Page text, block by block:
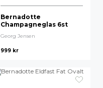
Bernadotte
Champagneglas 6st
Georg Jensen
999 kr